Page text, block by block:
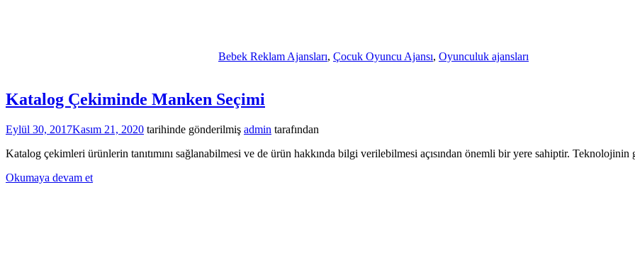
Bebek Reklam Ajansları, Çocuk Oyuncu Ajansı, Oyunculuk ajansları
Katalog Çekiminde Manken Seçimi
Eylül 30, 2017Kasım 21, 2020 tarihinde gönderilmiş admin tarafından
Katalog çekimleri ürünlerin tanıtımını sağlanabilmesi ve de ürün hakkında bilgi verilebilmesi açısından önemli bir yere sahiptir. Teknolojinin
Okumaya devam et